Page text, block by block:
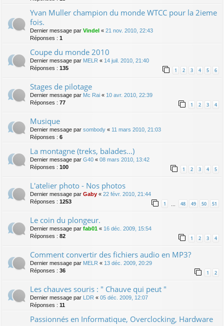
Yvan Muller champion du monde WTCC pour la 2ieme
fois.
Dernier message par Vindel « 21 nov. 2010, 22:43
Réponses : 1
Coupe du monde 2010
Dernier message par MELR « 14 juil. 2010, 21:40
Réponses : 135 1 2 3 4 5 6
Stages de pilotage
Dernier message par Mc Rai « 10 avr. 2010, 22:39
Réponses : 77 1 2 3 4
Musique
Dernier message par sombody « 11 mars 2010, 21:03
Réponses : 6
La montagne (treks, balades...)
Dernier message par G40 « 08 mars 2010, 13:42
Réponses : 100 1 2 3 4 5
L'atelier photo - Nos photos
Dernier message par Gaby « 22 févr. 2010, 21:44
Réponses : 1253 1 … 48 49 50 51
Le coin du plongeur.
Dernier message par fab01 « 16 déc. 2009, 15:54
Réponses : 82 1 2 3 4
Comment convertir des fichiers audio en MP3?
Dernier message par MELR « 13 déc. 2009, 20:29
Réponses : 36 1 2
Les chauves souris : " Chauve qui peut "
Dernier message par LDR « 05 déc. 2009, 12:07
Réponses : 11
Passionnés en Informatique, Overclocking, Hardware